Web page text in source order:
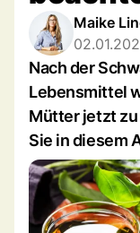
Maike
Nach der
Lebensmittel
Mütter jetzt
Sie in diesem